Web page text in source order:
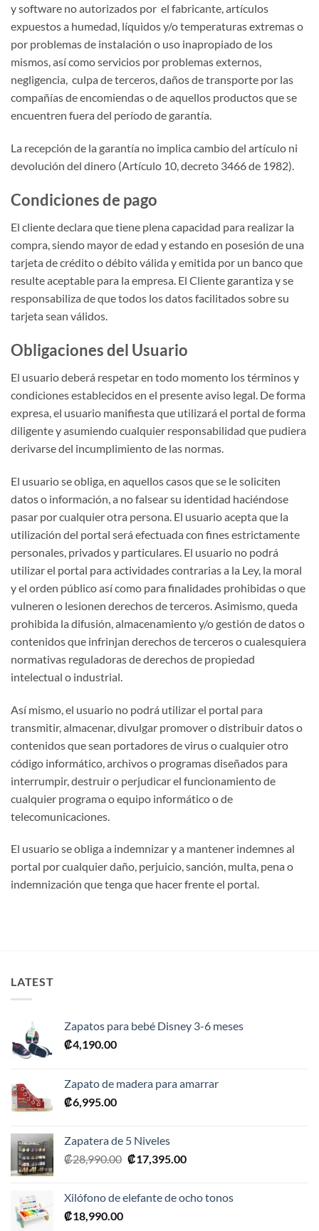
y software no autorizados por el fabricante, artículos
expuestos a humedad, líquidos y/o temperaturas extremas o
por problemas de instalación o uso inapropiado de los
mismos, así como servicios por problemas externos,
negligencia, culpa de terceros, daños de transporte por las
compañías de encomiendas o de aquellos productos que se
encuentren fuera del período de garantía.
La recepción de la garantía no implica cambio del artículo ni
devolución del dinero (Artículo 10, decreto 3466 de 1982).
Condiciones de pago
El cliente declara que tiene plena capacidad para realizar la
compra, siendo mayor de edad y estando en posesión de una
tarjeta de crédito o débito válida y emitida por un banco que
resulte aceptable para la empresa. El Cliente garantiza y se
responsabiliza de que todos los datos facilitados sobre su
tarjeta sean válidos.
Obligaciones del Usuario
El usuario deberá respetar en todo momento los términos y
condiciones establecidos en el presente aviso legal. De forma
expresa, el usuario manifiesta que utilizará el portal de forma
diligente y asumiendo cualquier responsabilidad que pudiera
derivarse del incumplimiento de las normas.
El usuario se obliga, en aquellos casos que se le soliciten
datos o información, a no falsear su identidad haciéndose
pasar por cualquier otra persona. El usuario acepta que la
utilización del portal será efectuada con fines estrictamente
personales, privados y particulares. El usuario no podrá
utilizar el portal para actividades contrarias a la Ley, la moral
y el orden público así como para finalidades prohibidas o que
vulneren o lesionen derechos de terceros. Asimismo, queda
prohibida la difusión, almacenamiento y/o gestión de datos o
contenidos que infrinjan derechos de terceros o cualesquiera
normativas reguladoras de derechos de propiedad
intelectual o industrial.
Así mismo, el usuario no podrá utilizar el portal para
transmitir, almacenar, divulgar promover o distribuir datos o
contenidos que sean portadores de virus o cualquier otro
código informático, archivos o programas diseñados para
interrumpir, destruir o perjudicar el funcionamiento de
cualquier programa o equipo informático o de
telecomunicaciones.
El usuario se obliga a indemnizar y a mantener indemnes al
portal por cualquier daño, perjuicio, sanción, multa, pena o
indemnización que tenga que hacer frente el portal.
LATEST
Zapatos para bebé Disney 3-6 meses
₡4,190.00
Zapato de madera para amarrar
₡6,995.00
Zapatera de 5 Niveles
₡28,990.00 El
era:
₡17,395.00El
es:
Xilófono de elefante de ocho tonos
₡18,990.00